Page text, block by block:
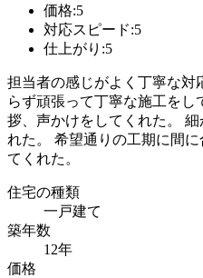
価格:5
対応スピード:5
仕上がり:5
担当者の感じがよく丁寧な対
らず頑張って丁寧な施工を
拶、声かけをしてくれた。
れた。 希望通りの工期に間
てくれた。
住宅の種類
一戸建て
築年数
12年
価格